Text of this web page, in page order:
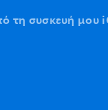
τη συσκευή μου